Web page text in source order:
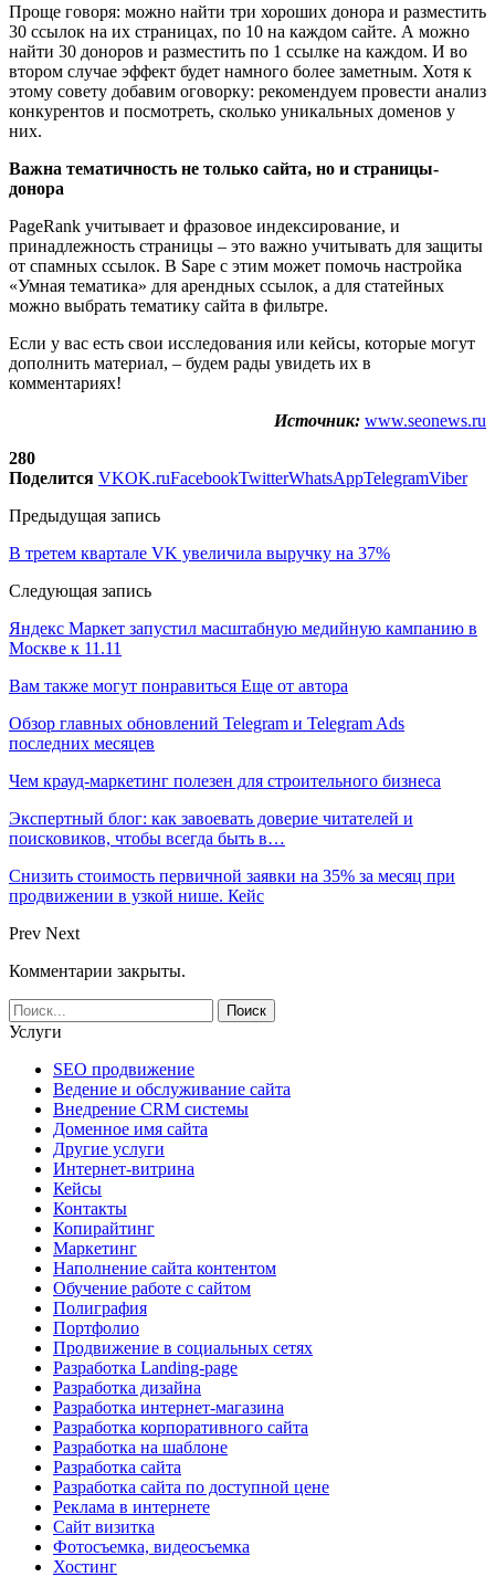
Проще говоря: можно найти три хороших донора и разместить
30 ссылок на их страницах, по 10 на каждом сайте. А можно
найти 30 доноров и разместить по 1 ссылке на каждом. И во
втором случае эффект будет намного более заметным. Хотя к
этому совету добавим оговорку: рекомендуем провести анализ
конкурентов и посмотреть, сколько уникальных доменов у
них.
Важна тематичность не только сайта, но и страницы-
донора
PageRank учитывает и фразовое индексирование, и
принадлежность страницы – это важно учитывать для защиты
от спамных ссылок. В Sape с этим может помочь настройка
«Умная тематика» для арендных ссылок, а для статейных
можно выбрать тематику сайта в фильтре.
Если у вас есть свои исследования или кейсы, которые могут
дополнить материал, – будем рады увидеть их в
комментариях!
Источник: www.seonews.ru
280
Поделится VKOK.ruFacebookTwitterWhatsAppTelegramViber
Предыдущая запись
В третем квартале VK увеличила выручку на 37%
Следующая запись
Яндекс Маркет запустил масштабную медийную кампанию в
Москве к 11.11
Вам также могут понравиться Еще от автора
Обзор главных обновлений Telegram и Telegram Ads
последних месяцев
Чем крауд-маркетинг полезен для строительного бизнеса
Экспертный блог: как завоевать доверие читателей и
поисковиков, чтобы всегда быть в…
Снизить стоимость первичной заявки на 35% за месяц при
продвижении в узкой нише. Кейс
Prev Next
Комментарии закрыты.
Услуги
SEO продвижение
Ведение и обслуживание сайта
Внедрение CRM системы
Доменное имя сайта
Другие услуги
Интернет-витрина
Кейсы
Контакты
Копирайтинг
Маркетинг
Наполнение сайта контентом
Обучение работе с сайтом
Полиграфия
Портфолио
Продвижение в социальных сетях
Разработка Landing-page
Разработка дизайна
Разработка интернет-магазина
Разработка корпоративного сайта
Разработка на шаблоне
Разработка сайта
Разработка сайта по доступной цене
Реклама в интернете
Сайт визитка
Фотосъемка, видеосъемка
Хостинг